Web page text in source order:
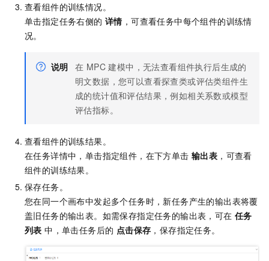
查看组件的训练情况。
单击指定任务右侧的 详情，可查看任务中每个组件的训练情
况。
说明 在 MPC 建模中，无法查看组件执行后生成的
明文数据，您可以查看探查类或评估类组件生
成的统计值和评估结果，例如相关系数或模型
评估指标。
查看组件的训练结果。
在任务详情中，单击指定组件，在下方单击 输出表 ，可查看
组件的训练结果。
保存任务。
您在同一个画布中发起多个任务时，新任务产生的输出表将覆
盖旧任务的输出表。如需保存指定任务的输出表，可在 任务
列表 中，单击任务后的 点击保存 ，保存指定任务。